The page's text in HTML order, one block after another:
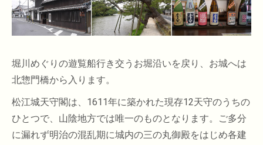
堀川めぐりの遊覧船行き交うお堀沿いを戻り、お城へは
北惣門橋から入ります。
松江城天守閣は、1611年に築かれた現存12天守のうちの
ひとつで、山陰地方では唯一のものとなります。ご多分
に漏れず明治の混乱期に城内の三の丸御殿をはじめ各建